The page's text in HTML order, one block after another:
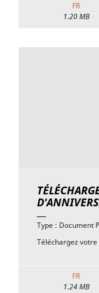
FR
1.20 MB
Type : Document
Téléchargez
FR
1.24 MB